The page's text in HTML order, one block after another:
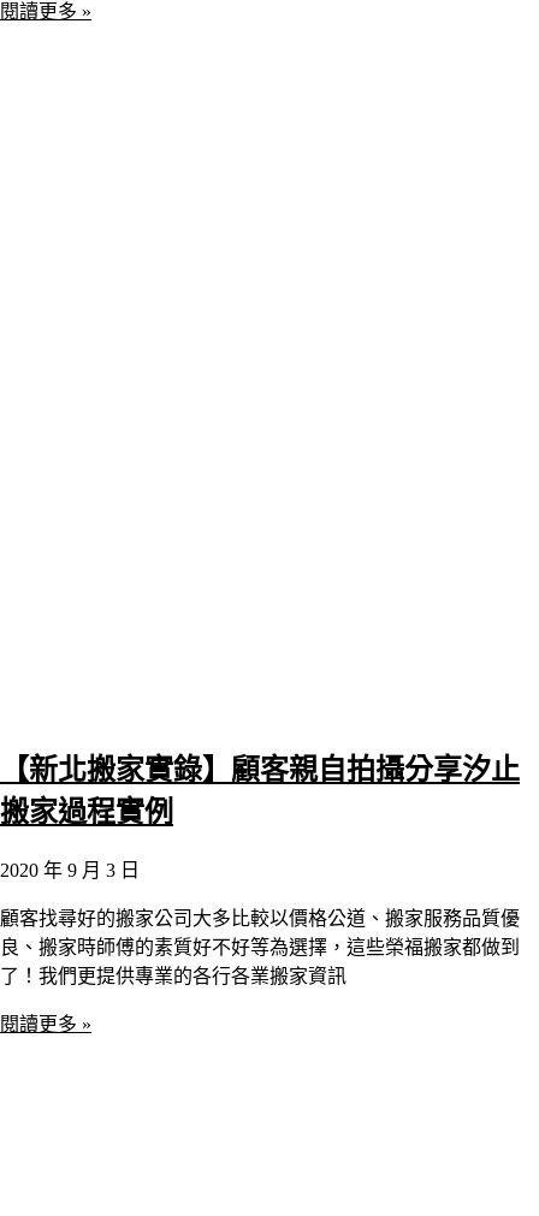
閱讀更多 »
【新北搬家實錄】顧客親自拍攝分享汐止
搬家過程實例
2020 年 9 月 3 日
顧客找尋好的搬家公司大多比較以價格公道、搬家服務品質優
良、搬家時師傅的素質好不好等為選擇，這些榮福搬家都做到
了！我們更提供專業的各行各業搬家資訊
閱讀更多 »